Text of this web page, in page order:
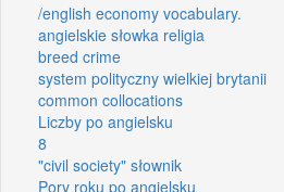
/english economy vocabulary.
angielskie słowka religia
breed crime
system polityczny wielkiej brytanii
common collocations
Liczby po angielsku
8
"civil society" słownik
Pory roku po angielsku